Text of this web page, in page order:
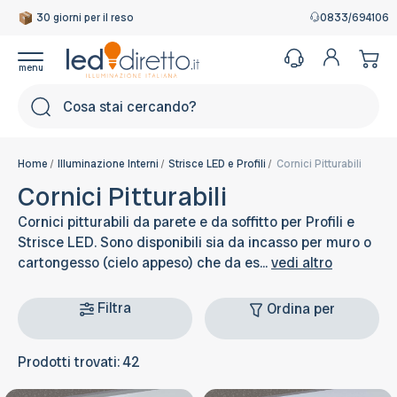
30 giorni per il reso 0833/694106
Home Illuminazione Interni Strisce LED e Profili Cornici Pitturabili
Cornici Pitturabili
Cornici pitturabili da parete e da soffitto per Profili e
Strisce LED. Sono disponibili sia da incasso per muro o
cartongesso (cielo appeso) che da es...vedi altro
Filtra Ordina per
Prodotti trovati: 42